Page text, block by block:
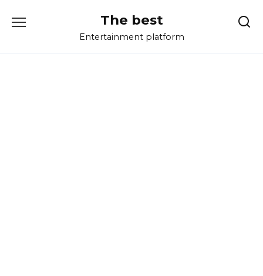
The best
Entertainment platform